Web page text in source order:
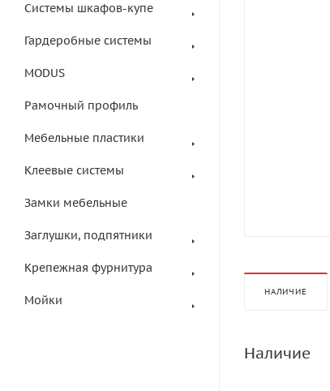
Системы шкафов-купе
Гардеробные системы
MODUS
Рамочный профиль
Мебельные пластики
Клеевые системы
Замки мебельные
Заглушки, подпятники
Крепежная фурнитура
Мойки
НАЛИЧИЕ
Наличие